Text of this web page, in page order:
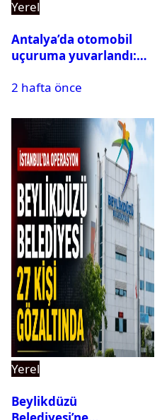
Yerel
Antalya’da otomobil
uçuruma yuvarlandı:
var
2 hafta önce
Yerel
Beylikdüzü